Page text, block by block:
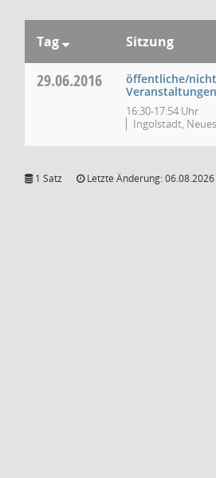
Tag Sitzung
29.06.2016
öffentliche/
16:30-17:54 Uhr
Ingolstadt,
1 Satz Letzte Änderung: